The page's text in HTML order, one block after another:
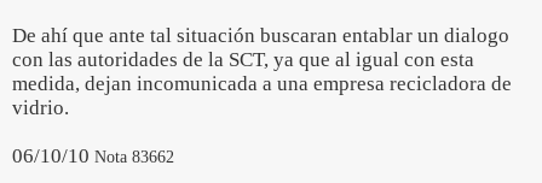
De ahí que ante tal situación buscaran entablar un dialogo
con las autoridades de la SCT, ya que al igual con esta
medida, dejan incomunicada a una empresa recicladora de
vidrio.
06/10/10 Nota 83662